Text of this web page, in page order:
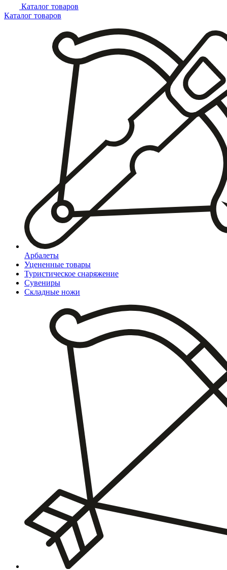
Каталог товаров
Каталог товаров
Арбалеты
Уцененные товары
Туристическое снаряжение
Сувениры
Складные ножи